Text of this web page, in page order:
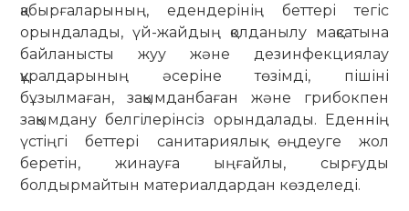
қабырғаларының, едендерінің беттері тегіс
орындалады, үй-жайдың қолданылу мақсатына
байланысты жуу және дезинфекциялау
құралдарының әсеріне төзімді, пішіні
бұзылмаған, зақымданбаған және грибокпен
зақымдану белгілерінсіз орындалады. Еденнің
үстіңгі беттері санитариялық өңдеуге жол
беретін, жинауға ыңғайлы, сырғуды
болдырмайтын материалдардан көзделеді.